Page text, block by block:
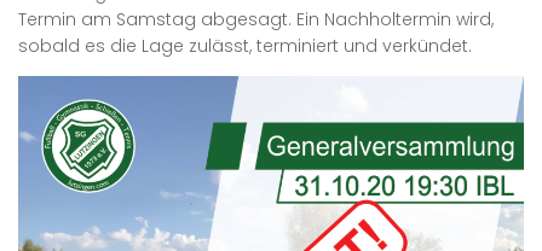
Termin am Samstag abgesagt. Ein Nachholtermin wird,
sobald es die Lage zulässt, terminiert und verkündet.